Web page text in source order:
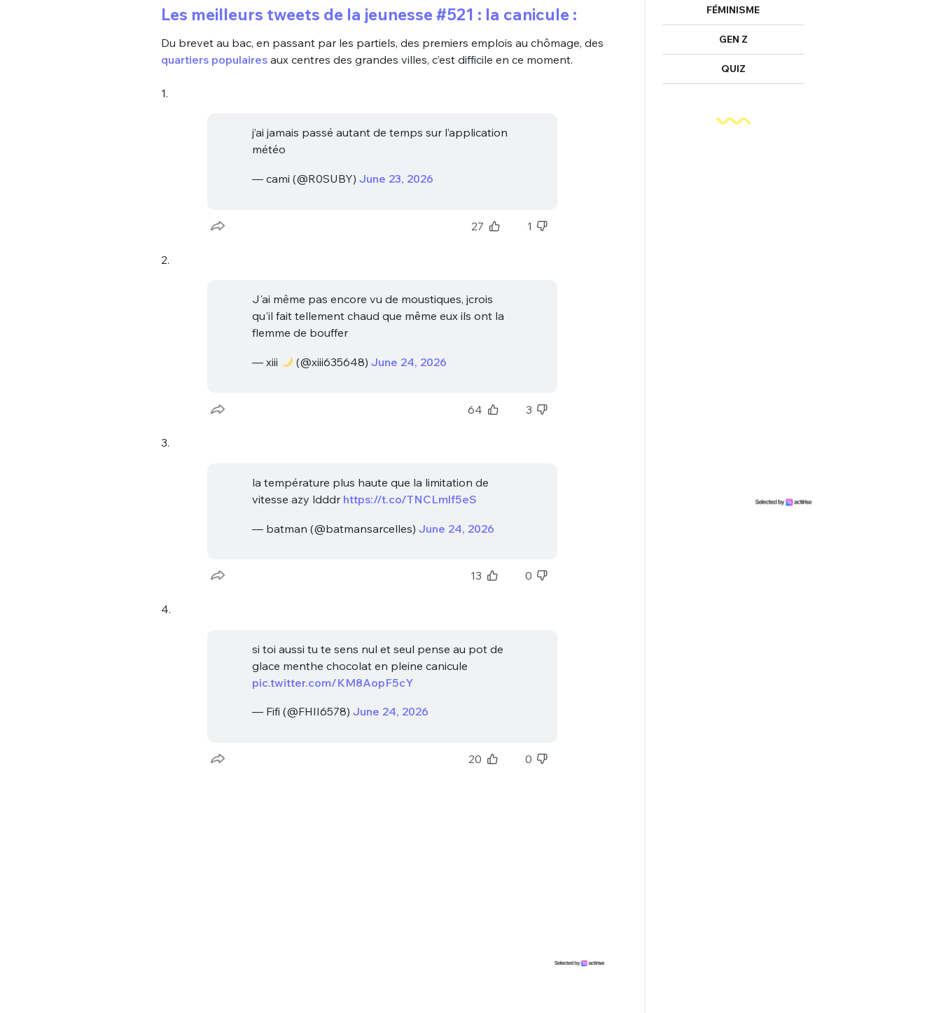
Les meilleurs tweets de la jeunesse #521 : la canicule :
Du brevet au bac, en passant par les partiels, des premiers emplois au chômage, des
quartiers populairesaux centres des grandes villes, c’est difficile en ce moment.
1.
j’ai jamais passé autant de temps sur l’application
météo
— cami (@R0SUBY) June 23, 2026
27 1
2.
J'ai même pas encore vu de moustiques, jcrois
qu'il fait tellement chaud que même eux ils ont la
flemme de bouffer
— xiii (@xiii635648)June 24, 2026
64 3
3.
la température plus haute que la limitation de
vitesse azy ldddr https://t.co/TNCLmlf5eS
— batman (@batmansarcelles) June 24, 2026
13 0
4.
si toi aussi tu te sens nul et seul pense au pot de
glace menthe chocolat en pleine canicule
pic.twitter.com/KM8AopF5cY
— Fifi (@FHII6578) June 24, 2026
20 0
FÉMINISME
GEN Z
QUIZ
Bienvenue !